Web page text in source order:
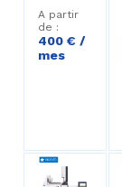
A partir
de :
400 € /
mes